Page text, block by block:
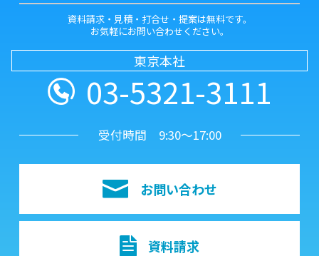
資料請求・見積・打合せ・提案は無料です。
お気軽にお問い合わせください。
03-5321-3111
東京本社
受付時間 9:30～17:00
お問い合わせ
資料請求